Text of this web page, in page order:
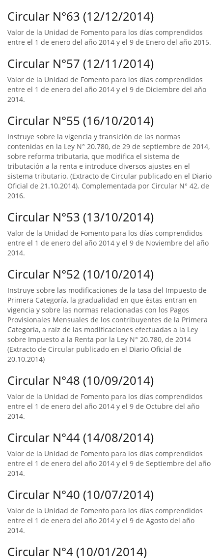
Circular N°63 (12/12/2014)
Valor de la Unidad de Fomento para los días comprendidos
entre el 1 de enero del año 2014 y el 9 de Enero del año 2015.
Circular N°57 (12/11/2014)
Valor de la Unidad de Fomento para los días comprendidos
entre el 1 de enero del año 2014 y el 9 de Diciembre del año
2014.
Circular N°55 (16/10/2014)
Instruye sobre la vigencia y transición de las normas
contenidas en la Ley N° 20.780, de 29 de septiembre de 2014,
sobre reforma tributaria, que modifica el sistema de
tributación a la renta e introduce diversos ajustes en el
sistema tributario. (Extracto de Circular publicado en el Diario
Oficial de 21.10.2014). Complementada por Circular N° 42, de
2016.
Circular N°53 (13/10/2014)
Valor de la Unidad de Fomento para los días comprendidos
entre el 1 de enero del año 2014 y el 9 de Noviembre del año
2014.
Circular N°52 (10/10/2014)
Instruye sobre las modificaciones de la tasa del Impuesto de
Primera Categoría, la gradualidad en que éstas entran en
vigencia y sobre las normas relacionadas con los Pagos
Provisionales Mensuales de los contribuyentes de la Primera
Categoría, a raíz de las modificaciones efectuadas a la Ley
sobre Impuesto a la Renta por la Ley N° 20.780, de 2014
(Extracto de Circular publicado en el Diario Oficial de
20.10.2014)
Circular N°48 (10/09/2014)
Valor de la Unidad de Fomento para los días comprendidos
entre el 1 de enero del año 2014 y el 9 de Octubre del año
2014.
Circular N°44 (14/08/2014)
Valor de la Unidad de Fomento para los días comprendidos
entre el 1 de enero del año 2014 y el 9 de Septiembre del año
2014.
Circular N°40 (10/07/2014)
Valor de la Unidad de Fomento para los días comprendidos
entre el 1 de enero del año 2014 y el 9 de Agosto del año
2014.
Circular N°4 (10/01/2014)